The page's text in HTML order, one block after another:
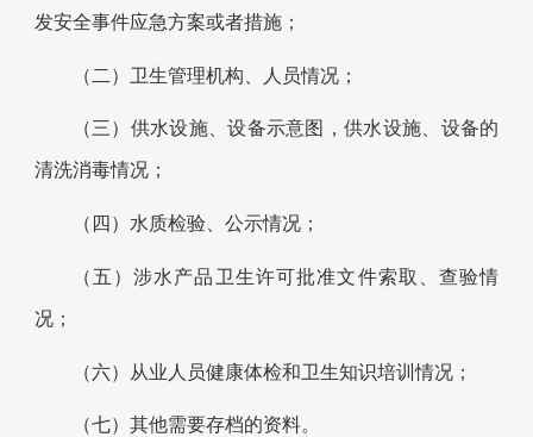
发安全事件应急方案或者措施；
（二）卫生管理机构、人员情况；
（三）供水设施、设备示意图，供水设施、设备的
清洗消毒情况；
（四）水质检验、公示情况；
（五）涉水产品卫生许可批准文件索取、查验情
况；
（六）从业人员健康体检和卫生知识培训情况；
（七）其他需要存档的资料。